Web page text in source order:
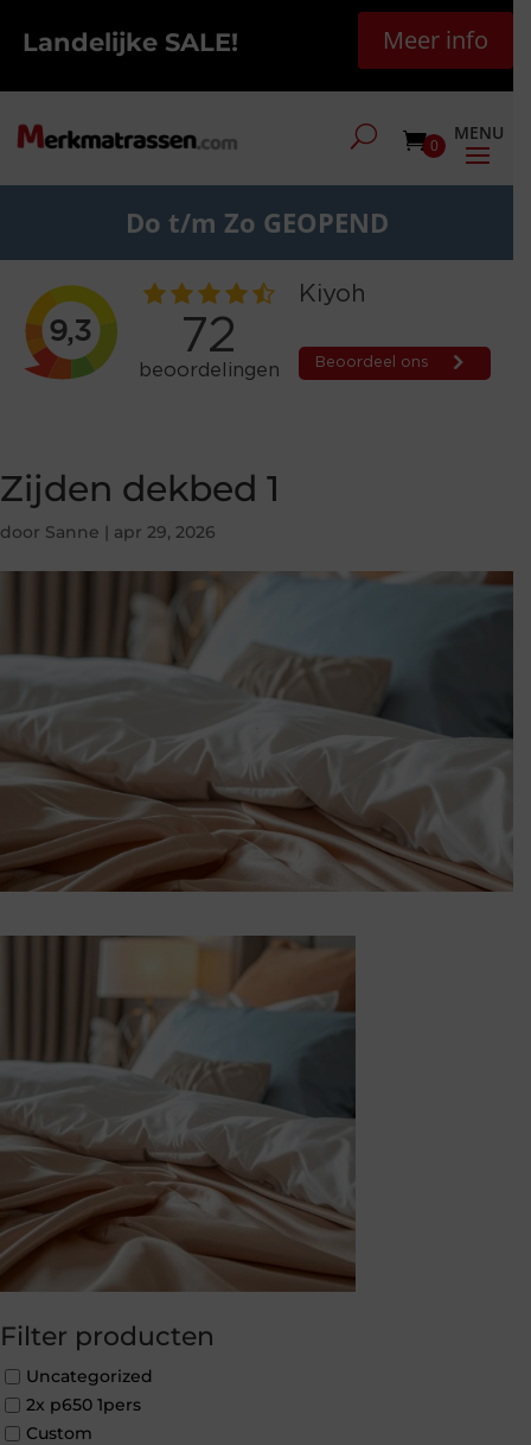
Landelijke SALE! Meer info
0
Do t/m Zo GEOPEND
Zijden dekbed 1
door Sanne | apr 29, 2026
Filter producten
Uncategorized
2x p650 1pers
Custom